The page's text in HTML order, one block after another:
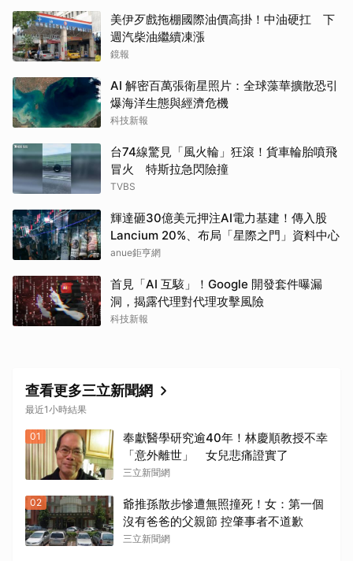
美伊歹戲拖棚國際油價高掛！中油硬扛 下
週汽柴油繼續凍漲
鏡報
AI 解密百萬張衛星照片：全球藻華擴散恐引
爆海洋生態與經濟危機
科技新報
台74線驚見「風火輪」狂滾！貨車輪胎噴飛
冒火 特斯拉急閃險撞
TVBS
輝達砸30億美元押注AI電力基建！傳入股
Lancium 20%、布局「星際之門」資料中心
anue鉅亨網
首見「AI 互駭」！Google 開發套件曝漏
洞，揭露代理對代理攻擊風險
科技新報
查看更多三立新聞網
最近1小時結果
01
奉獻醫學研究逾40年！林慶順教授不幸
「意外離世」 女兒悲痛證實了
三立新聞網
02
爺推孫散步慘遭無照撞死！女：第一個
沒有爸爸的父親節 控肇事者不道歉
三立新聞網